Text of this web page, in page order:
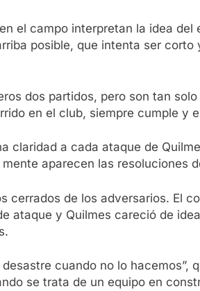
el campo interpretan la idea del
posible, que intenta ser corto
dos partidos, pero son tan
en el club, siempre cumple y
claridad a cada ataque de
aparecen las resoluciones
cerrados de los adversarios. El
y Quilmes careció de
cuando no lo hacemos”,
se trata de un equipo en